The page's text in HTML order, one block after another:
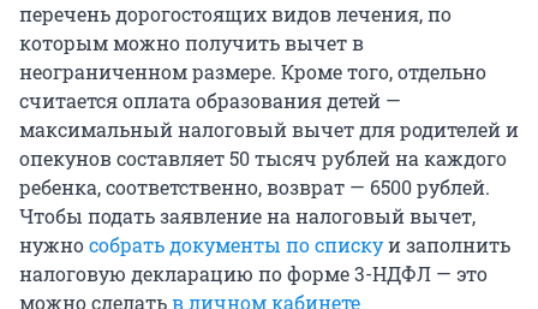
перечень дорогостоящих видов лечения, по
которым можно получить вычет в
неограниченном размере. Кроме того, отдельно
считается оплата образования детей —
максимальный налоговый вычет для родителей и
опекунов составляет 50 тысяч рублей на каждого
ребенка, соответственно, возврат — 6500 рублей.
Чтобы подать заявление на налоговый вычет,
нужнособрать документы по спискуи заполнить
налоговую декларацию по форме 3-НДФЛ — это
можно сделатьв личном кабинете